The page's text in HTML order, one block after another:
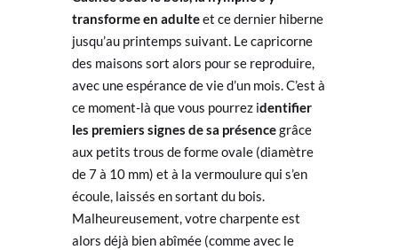
transforme en adulteet ce dernier hiberne
jusqu’au printemps suivant. Le capricorne
des maisons sort alors pour se reproduire,
avec une espérance de vie d’un mois. C’est à
ce moment-là que vous pourrez identifier
les premiers signes de sa présencegrâce
aux petits trous de forme ovale (diamètre
de 7 à 10 mm) et à la vermoulure qui s’en
écoule, laissés en sortant du bois.
Malheureusement, votre charpente est
alors déjà bien abîmée (comme avec le